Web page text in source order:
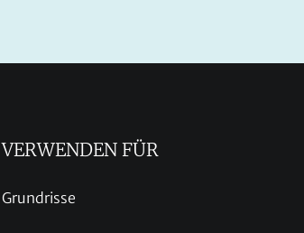
VERWENDEN FÜR
Grundrisse